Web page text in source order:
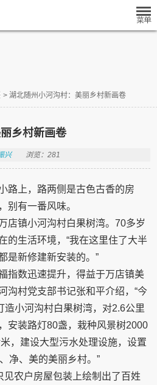
> 湖北随州小河沟村：美丽乡村新画卷
乡村新画卷
兴 浏览：281
路上，路两侧是古色古香的房
别有一番风味。
店镇小河沟村白果树湾。70多岁
的生活环境，“我在这里住了大半
是新修建新安装的。”
指数迅速提升，得益于万店镇美
沟村党支部书记张和平介绍，“今
造小河沟村白果树湾，对2.6公里
安装路灯80盏，栽种风景树2000
，建设大型污水处理设施，设置
净、美的美丽乡村。”
见农户房屋包装上绘制出了百姓